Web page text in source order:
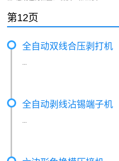
第12页
全自动双线合压剥打机
全自动剥线沾锡端子机